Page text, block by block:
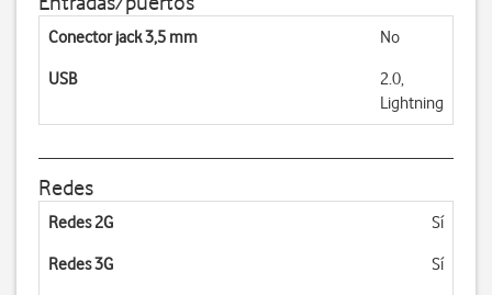
Conector jack 3,5 mm No
USB
2.0,
Lightning
Redes
Redes 2G Sí
Redes 3G Sí